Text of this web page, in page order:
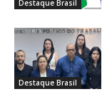
Destaque Brasil
Destaque Brasil